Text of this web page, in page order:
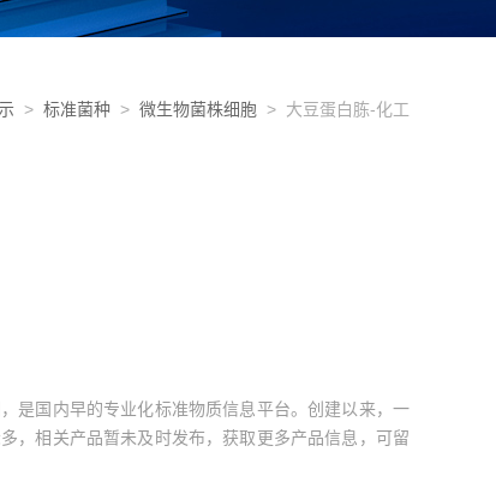
> 标准菌种 > 微生物菌株细胞 > 大豆蛋白胨-化工
是国内早的专业化标准物质信息平台。创建以来，一
，相关产品暂未及时发布，获取更多产品信息，可留